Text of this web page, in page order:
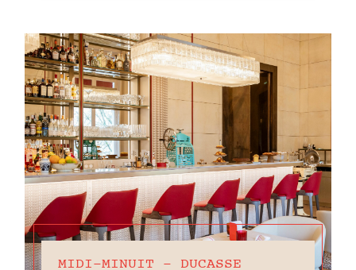
MIDI-MINUIT - DUCASSE